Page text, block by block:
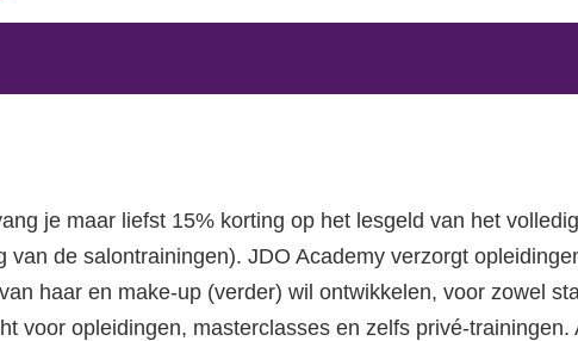
je maar liefst 15% korting op het lesgeld van het
van de salontrainingen). JDO Academy verzorgt
haar en make-up (verder) wil ontwikkelen, voor zowel
voor opleidingen, masterclasses en zelfs privé-trainingen.